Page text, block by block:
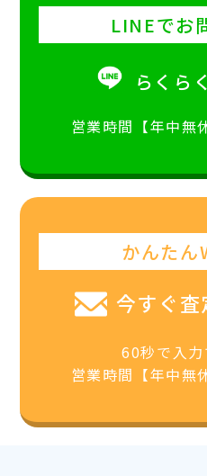
LINEでお
らくら
営業時間【年中無
かんたん
今すぐ査
60秒で入力
営業時間【年中無